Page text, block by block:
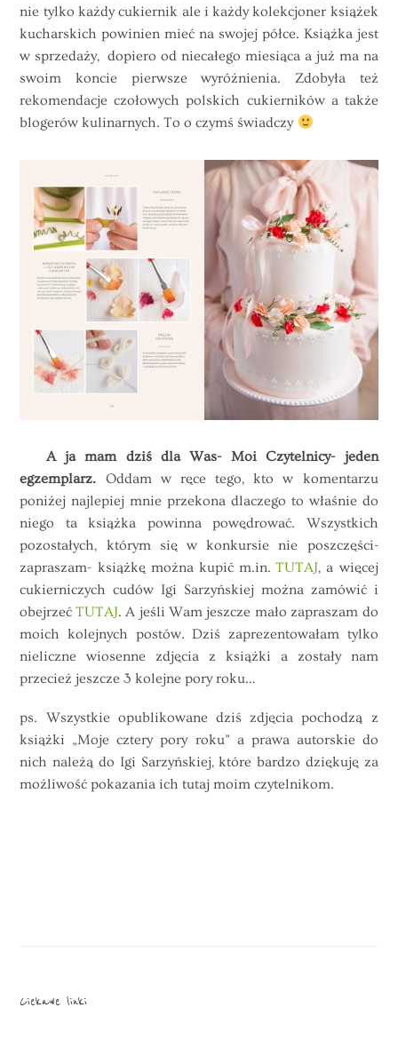
nie tylko każdy cukiernik ale i każdy kolekcjoner książek
kucharskich powinien mieć na swojej półce. Książka jest
w sprzedaży, dopiero od niecałego miesiąca a już ma na
swoim koncie pierwsze wyróżnienia. Zdobyła też
rekomendacje czołowych polskich cukierników a także
blogerów kulinarnych. To o czymś świadczy
A ja mam dziś dla Was- Moi Czytelnicy- jeden
egzemplarz. Oddam w ręce tego, kto w komentarzu
poniżej najlepiej mnie przekona dlaczego to właśnie do
niego ta książka powinna powędrować. Wszystkich
pozostałych, którym się w konkursie nie poszczęści-
zapraszam- książkę można kupić m.in.TUTAJ, a więcej
cukierniczych cudów Igi Sarzyńskiej można zamówić i
obejrzeć TUTAJ. A jeśli Wam jeszcze mało zapraszam do
moich kolejnych postów. Dziś zaprezentowałam tylko
nieliczne wiosenne zdjęcia z książki a zostały nam
przecież jeszcze 3 kolejne pory roku…
ps. Wszystkie opublikowane dziś zdjęcia pochodzą z
książki „Moje cztery pory roku” a prawa autorskie do
nich należą do Igi Sarzyńskiej, które bardzo dziękuję za
możliwość pokazania ich tutaj moim czytelnikom.
Ciekawe linki